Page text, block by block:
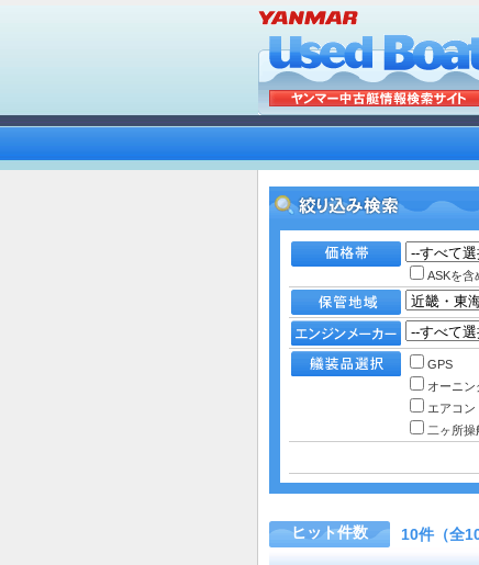
ASKを含
GPS
オーニン
エアコン
二ヶ所操
ヒット件数 10件（全